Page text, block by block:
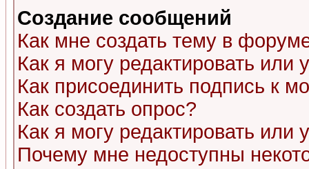
Создание сообщений
Как мне создать тему в
Как я могу редактировать или
Как присоединить подпись к
Как создать опрос?
Как я могу редактировать или
Почему мне недоступны